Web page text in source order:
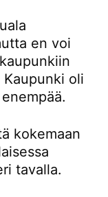
en voi
oli
kokemaan
tavalla.